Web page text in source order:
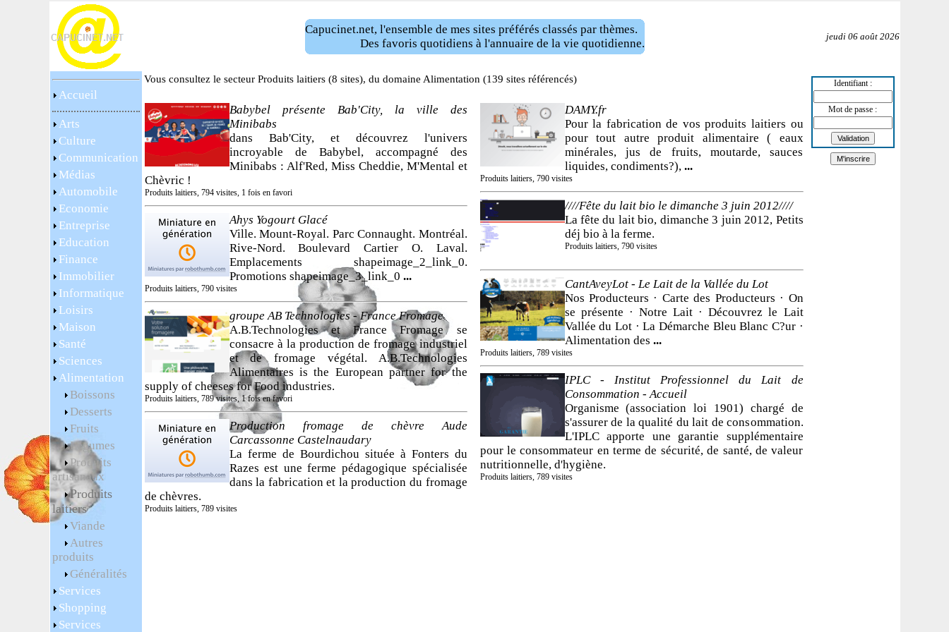
Capucinet.net, l'ensemble de mes sites préférés classés par thèmes.
Des favoris quotidiens à l'annuaire de la vie quotidienne.
jeudi 06 août 2026
Accueil
Arts
Culture
Communication
Médias
Automobile
Economie
Entreprise
Education
Finance
Immobilier
Informatique
Loisirs
Maison
Santé
Sciences
Alimentation
Boissons
Desserts
Fruits
Légumes
Produits
artisanaux
Produits
laitiers
Viande
Autres
produits
Généralités
Services
Shopping
Services
Vous consultez le secteur Produits laitiers (8 sites), du domaine Alimentation (139 sites référencés)
Babybel présente Bab'City, la ville des
Minibabs
dans Bab'City, et découvrez l'univers
incroyable de Babybel, accompagné des
Minibabs : Alf'Red, Miss Cheddie, M'Mental et
Chèvric !
Produits laitiers, 794 visites, 1 fois en favori
Ahys Yogourt Glacé
Ville. Mount-Royal. Parc Connaught. Montréal.
Rive-Nord. Boulevard Cartier O. Laval.
Emplacements shapeimage_2_link_0.
Promotions shapeimage_3_link_0 ...
Produits laitiers, 790 visites
groupe AB Technologies - France Fromage
A.B.Technologies et France Fromage se
consacre à la production de fromage industriel
et de fromage végétal. A.B.Technologies
Alimentaires is the European partner for the
supply of cheeses for Food industries.
Produits laitiers, 789 visites, 1 fois en favori
Production fromage de chèvre Aude
Carcassonne Castelnaudary
La ferme de Bourdichou située à Fonters du
Razes est une ferme pédagogique spécialisée
dans la fabrication et la production du fromage
de chèvres.
Produits laitiers, 789 visites
DAMY.fr
Pour la fabrication de vos produits laitiers ou
pour tout autre produit alimentaire ( eaux
minérales, jus de fruits, moutarde, sauces
liquides, condiments?), ...
Produits laitiers, 790 visites
////Fête du lait bio le dimanche 3 juin 2012////
La fête du lait bio, dimanche 3 juin 2012, Petits
déj bio à la ferme.
Produits laitiers, 790 visites
CantAveyLot - Le Lait de la Vallée du Lot
Nos Producteurs · Carte des Producteurs · On
se présente · Notre Lait · Découvrez le Lait
Vallée du Lot · La Démarche Bleu Blanc C?ur ·
Alimentation des ...
Produits laitiers, 789 visites
IPLC - Institut Professionnel du Lait de
Consommation - Accueil
Organisme (association loi 1901) chargé de
s'assurer de la qualité du lait de consommation.
L'IPLC apporte une garantie supplémentaire
pour le consommateur en terme de sécurité, de santé, de valeur
nutritionnelle, d'hygiène.
Produits laitiers, 789 visites
Identifiant :
Mot de passe :